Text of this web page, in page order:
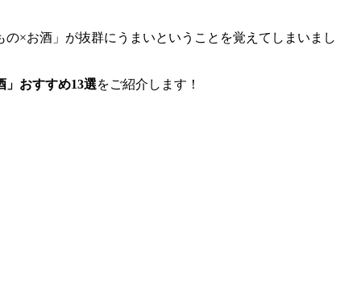
×お酒」が抜群にうまいということを覚えてしまいまし
」おすすめ13選をご紹介します！